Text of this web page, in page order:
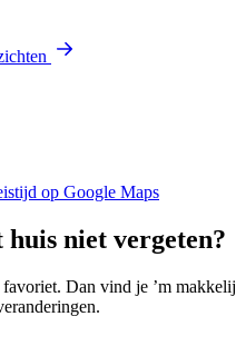
op Google Maps
niet vergeten?
favoriet. Dan vind je ’m